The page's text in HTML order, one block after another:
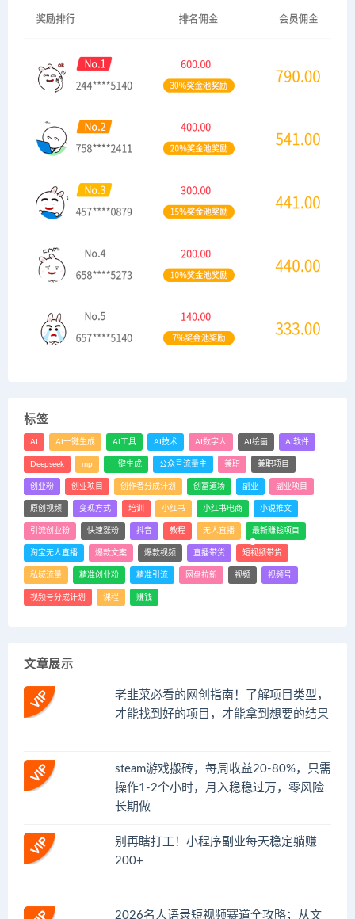
标签
AI AI一键生成 AI工具 AI技术 AI数字人 AI绘画 AI软件
Deepseek mp 一键生成 公众号流量主 兼职 兼职项目
创业粉 创业项目 创作者分成计划 创富道场 副业 副业项目
原创视频 变现方式 培训 小红书 小红书电商 小说推文
引流创业粉 快速涨粉 抖音 教程 无人直播 最新赚钱项目
淘宝无人直播 爆款文案 爆款视频 直播带货 短视频带货
私域流量 精准创业粉 精准引流 网盘拉新 视频 视频号
视频号分成计划 课程 赚钱
文章展示
老韭菜必看的网创指南！了解项目类型，
才能找到好的项目，才能拿到想要的结果
steam游戏搬砖，每周收益20-80%，只需
操作1-2个小时，月入稳稳过万，零风险
长期做
别再瞎打工！小程序副业每天稳定躺赚
200+
2026名人语录短视频赛道全攻略；从文